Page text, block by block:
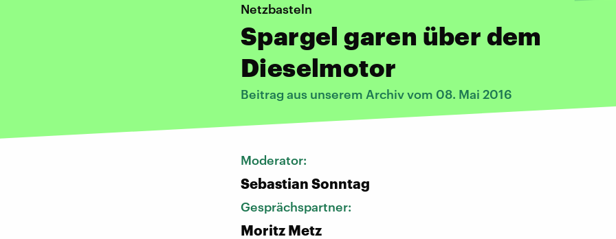
Netzbasteln
Spargel garen über dem
Dieselmotor
Beitrag aus unserem Archiv vom 08. Mai 2016
Moderator:
Sebastian Sonntag
Gesprächspartner:
Moritz Metz